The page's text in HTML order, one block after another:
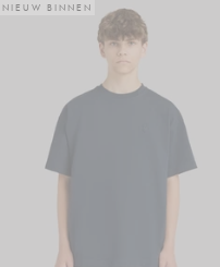
NIEUW BINNEN